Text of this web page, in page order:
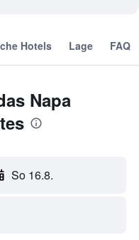
Hotels Lage FAQ
Napa
So 16.8.